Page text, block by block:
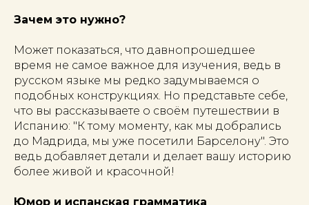
Зачем это нужно?
Может показаться, что давнопрошедшее
время не самое важное для изучения, ведь в
русском языке мы редко задумываемся о
подобных конструкциях. Но представьте себе,
что вы рассказываете о своём путешествии в
Испанию: "К тому моменту, как мы добрались
до Мадрида, мы уже посетили Барселону". Это
ведь добавляет детали и делает вашу историю
более живой и красочной!
Юмор и испанская грамматика